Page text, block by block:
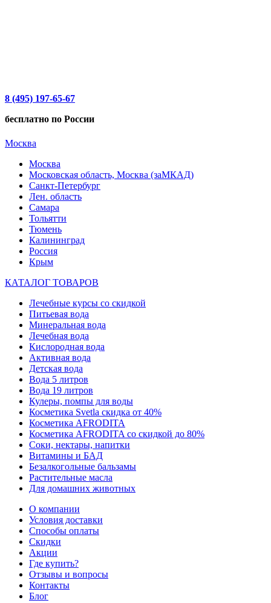
8 (495) 197-65-67
бесплатно по России
Москва
Москва
Московская область, Москва (заМКАД)
Санкт-Петербург
Лен. область
Самара
Тольятти
Тюмень
Калининград
Россия
Крым
КАТАЛОГ ТОВАРОВ
Лечебные курсы со скидкой
Питьевая вода
Минеральная вода
Лечебная вода
Кислородная вода
Активная вода
Детская вода
Вода 5 литров
Вода 19 литров
Кулеры, помпы для воды
Косметика Svetla скидка от 40%
Косметика AFRODITA
Косметика AFRODITA со скидкой до 80%
Соки, нектары, напитки
Витамины и БАД
Безалкогольные бальзамы
Растительные масла
Для домашних животных
О компании
Условия доставки
Способы оплаты
Скидки
Акции
Где купить?
Отзывы и вопросы
Контакты
Блог